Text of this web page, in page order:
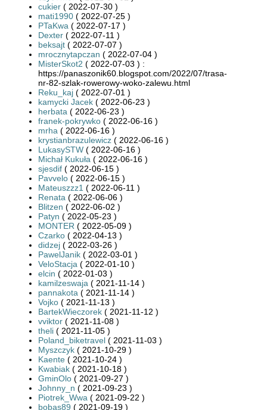
cukier ( 2022-07-30 )
mati1990 ( 2022-07-25 )
PTaKwa ( 2022-07-17 )
Dexter ( 2022-07-11 )
beksajt ( 2022-07-07 )
mrocznytapczan ( 2022-07-04 )
MisterSkot2 ( 2022-07-03 ) :
https://panaszonik60.blogspot.com/2022/07/trasa-
nr-82-szlak-rowerowy-woko-zalewu.html
Reku_kaj ( 2022-07-01 )
kamycki Jacek ( 2022-06-23 )
herbata ( 2022-06-23 )
franek-pokrywko ( 2022-06-16 )
mrha ( 2022-06-16 )
krystianbrazulewicz ( 2022-06-16 )
LukasySTW ( 2022-06-16 )
Michał Kukuła ( 2022-06-16 )
sjesdif ( 2022-06-15 )
Pavvelo ( 2022-06-15 )
Mateuszzz1 ( 2022-06-11 )
Renata ( 2022-06-06 )
Blitzen ( 2022-06-02 )
Patyn ( 2022-05-23 )
MONTER ( 2022-05-09 )
Czarko ( 2022-04-13 )
didzej ( 2022-03-26 )
PawelJanik ( 2022-03-01 )
VeloStacja ( 2022-01-10 )
elcin ( 2022-01-03 )
kamilzeswaja ( 2021-11-14 )
pannakota ( 2021-11-14 )
Vojko ( 2021-11-13 )
BartekWieczorek ( 2021-11-12 )
vviktor ( 2021-11-08 )
theli ( 2021-11-05 )
Poland_biketravel ( 2021-11-03 )
Myszczyk ( 2021-10-29 )
Kaente ( 2021-10-24 )
Kwabiak ( 2021-10-18 )
GminOlo ( 2021-09-27 )
Johnny_n ( 2021-09-23 )
Piotrek_Wwa ( 2021-09-22 )
bobas89 ( 2021-09-19 )